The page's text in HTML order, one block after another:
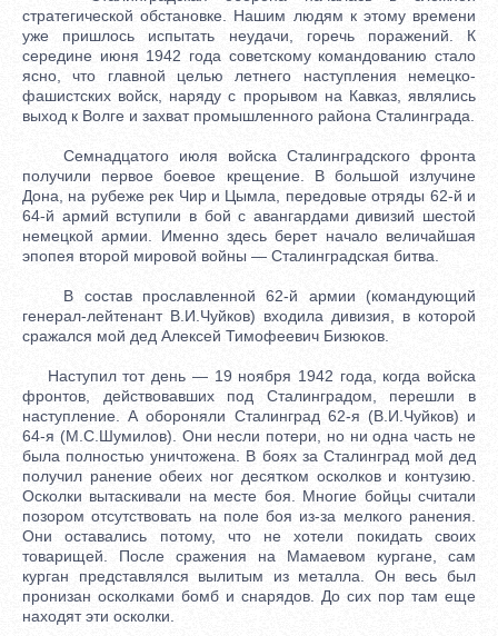
стратегической обстановке. Нашим людям к этому времени
уже пришлось испытать неудачи, горечь поражений. К
середине июня 1942 года советскому командованию стало
ясно, что главной целью летнего наступления немецко-
фашистских войск, наряду с прорывом на Кавказ, являлись
выход к Волге и захват промышленного района Сталинграда.
Семнадцатого июля войска Сталинградского фронта
получили первое боевое крещение. В большой излучине
Дона, на рубеже рек Чир и Цымла, передовые отряды 62-й и
64-й армий вступили в бой с авангардами дивизий шестой
немецкой армии. Именно здесь берет начало величайшая
эпопея второй мировой войны — Сталинградская битва.
В состав прославленной 62-й армии (командующий
генерал-лейтенант В.И.Чуйков) входила дивизия, в которой
сражался мой дед Алексей Тимофеевич Бизюков.
Наступил тот день — 19 ноября 1942 года, когда войска
фронтов, действовавших под Сталинградом, перешли в
наступление. А обороняли Сталинград 62-я (В.И.Чуйков) и
64-я (М.С.Шумилов). Они несли потери, но ни одна часть не
была полностью уничтожена. В боях за Сталинград мой дед
получил ранение обеих ног десятком осколков и контузию.
Осколки вытаскивали на месте боя. Многие бойцы считали
позором отсутствовать на поле боя из-за мелкого ранения.
Они оставались потому, что не хотели покидать своих
товарищей. После сражения на Мамаевом кургане, сам
курган представлялся вылитым из металла. Он весь был
пронизан осколками бомб и снарядов. До сих пор там еще
находят эти осколки.